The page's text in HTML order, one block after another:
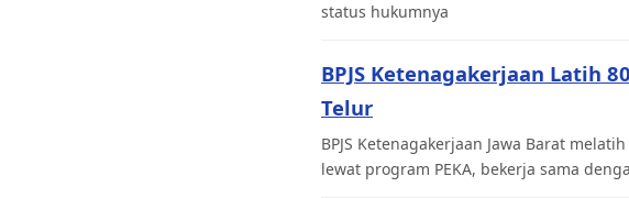
status hukumnya
BPJS Ketenagakerjaan Latih
Telur
BPJS Ketenagakerjaan Jawa Barat
lewat program PEKA, bekerja sama